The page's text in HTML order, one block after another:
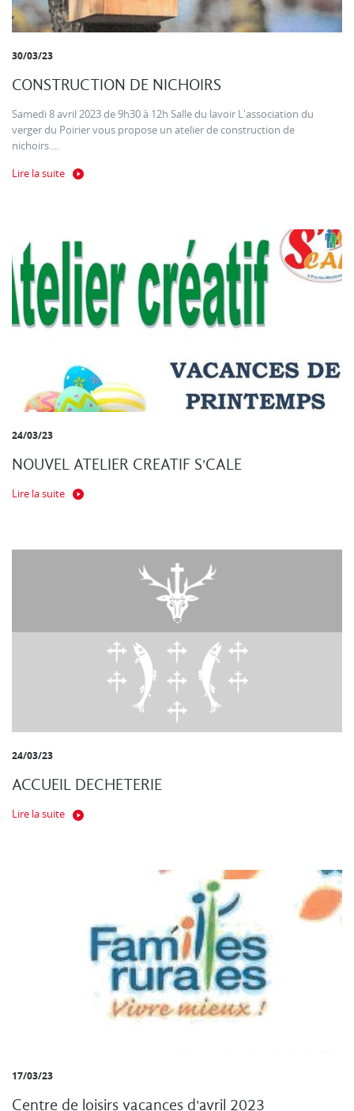
30/03/23
CONSTRUCTION DE NICHOIRS
Samedi 8 avril 2023 de 9h30 à 12h Salle du lavoir L'association du
verger du Poirier vous propose un atelier de construction de
nichoirs....
Lire la suite
24/03/23
NOUVEL ATELIER CREATIF S'CALE
Lire la suite
24/03/23
ACCUEIL DECHETERIE
Lire la suite
17/03/23
Centre de loisirs vacances d'avril 2023